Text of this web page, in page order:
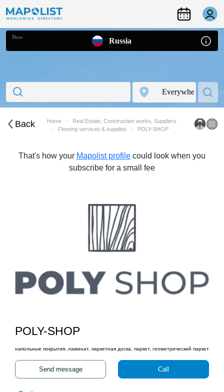
Now Russia
Back Home
Real Estate, Construction works, Suppliers
Flooring services & supplies
POLY-SHOP
That's how your Mapolist profile could look when you
subscribe for a small fee
POLY-SHOP
напольные покрытия, ламинат, паркетная доска, паркет, геометрический паркет
Send message Call